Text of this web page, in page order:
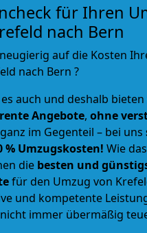
für Ihren
nach Bern
auf die Kosten
nach Bern ?
auch und deshalb
Angebote, ohne
im Gegenteil – bei uns
% Umzugskosten! Wie
die besten und
für den Umzug von
und kompetente
immer übermäßig